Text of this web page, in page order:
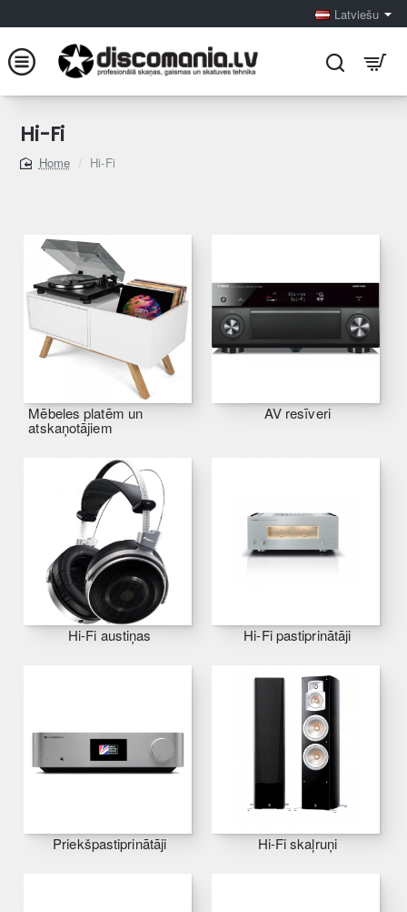
Latviešu
Hi-Fi
home
Hi-Fi
Mēbeles platēm un
atskaņotājiem
AV resīveri
Hi-Fi austiņas Hi-Fi pastiprinātāji
Priekšpastiprinātāji Hi-Fi skaļruņi